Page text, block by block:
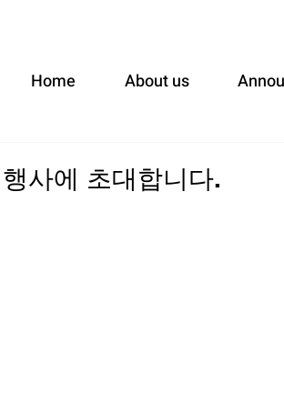
Home About us
사에 초대합니다.